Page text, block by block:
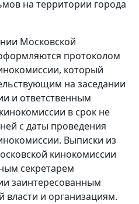
на территории города
Московской
протоколом
который
на заседании
и ответственным
в срок не
с даты проведения
Выписки из
кинокомиссии
секретарем
заинтересованным
власти и организациям.